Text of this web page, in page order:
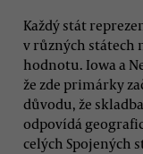
Každý stát
v různých státech
hodnotu. Iowa a
že zde primárky
důvodu, že
odpovídá
celých Spojených